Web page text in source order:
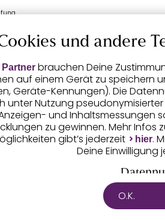
und andere
Partner brauchen Deine
auf einem Gerät zu speichern
Geräte-Kennungen). Die
unter Nutzung
und Inhaltsmessungen
zu gewinnen. Mehr Infos
gibt’s jederzeit
hier.
Deine Einwilligung
arbeitet mit Partnern
O.K.